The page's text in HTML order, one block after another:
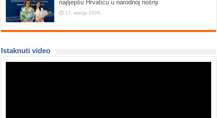
najljepšu Hrvaticu u narodnoj nošnji
17. srpnja 2026.
Istaknuti video